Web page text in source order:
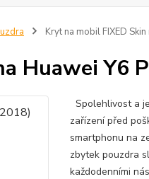
Kryt na mobil FIXED
Huawei Y6
Spolehlivost a
zařízení před
smartphonu na
zbytek pouzdra
každodenními